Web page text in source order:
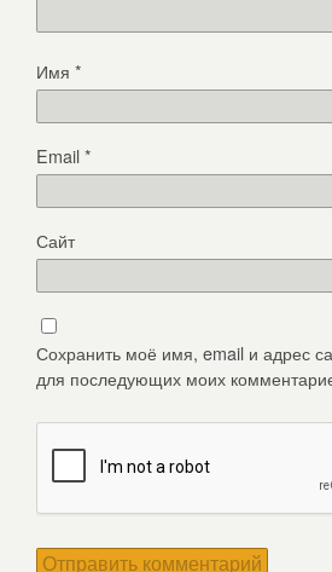
Имя *
Email*
Сайт
Сохранить моё имя, email и адрес
для последующих моих